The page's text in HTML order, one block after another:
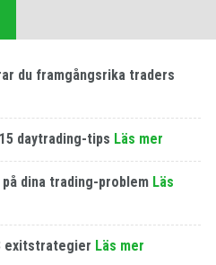
du framgångsrika traders
daytrading-tips Läs mer
dina trading-problem Läs
exitstrategier Läs mer